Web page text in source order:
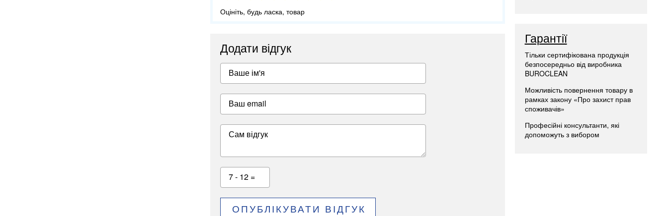
Оцініть, будь ласка, товар
Додати відгук
Ваше ім'я
Ваш email
Сам відгук
7 - 12 =
ОПУБЛІКУВАТИ ВІДГУК
Гарантії
Тільки сертифікована продукція
безпосередньо від виробника
BUROCLEAN
Можливість повернення товару в
рамках закону «Про захист прав
споживачів»
Професійні консультанти, які
допоможуть з вибором